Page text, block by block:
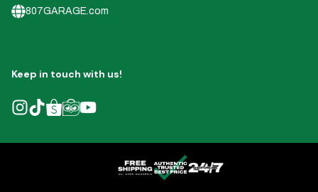
807GARAGE.com
Keep in touch with us!